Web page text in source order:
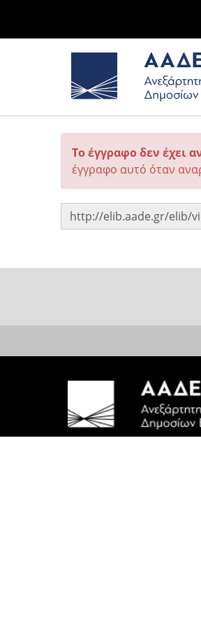
Το έγγραφο δεν έχει
έγγραφο αυτό όταν